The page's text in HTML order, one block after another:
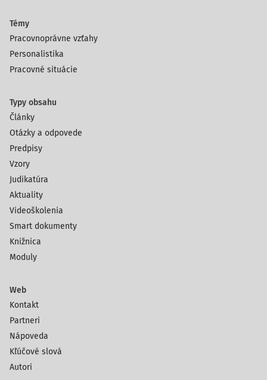
Témy
Pracovnoprávne vzťahy
Personalistika
Pracovné situácie
Typy obsahu
Články
Otázky a odpovede
Predpisy
Vzory
Judikatúra
Aktuality
Videoškolenia
Smart dokumenty
Knižnica
Moduly
Web
Kontakt
Partneri
Nápoveda
Kľúčové slová
Autori